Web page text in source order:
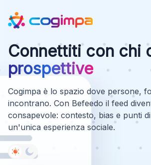
Connettiti con chi
prospettive
Cogimpa è lo spazio dove persone,
incontrano. Con Befeedo il feed
consapevole: contesto, bias e punti
un'unica esperienza sociale.